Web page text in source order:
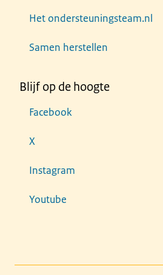
Het ondersteuningsteam.nl
Samen herstellen
Blijf op de hoogte
Facebook
X
Instagram
Youtube